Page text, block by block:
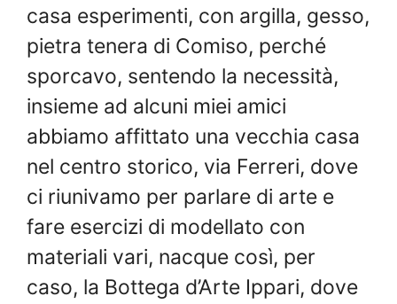
casa esperimenti, con argilla, gesso,
pietra tenera di Comiso, perché
sporcavo, sentendo la necessità,
insieme ad alcuni miei amici
abbiamo affittato una vecchia casa
nel centro storico, via Ferreri, dove
ci riunivamo per parlare di arte e
fare esercizi di modellato con
materiali vari, nacque così, per
caso, la Bottega d’Arte Ippari, dove